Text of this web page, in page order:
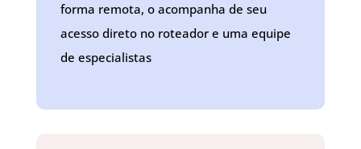
forma remota, o acompanha de seu
acesso direto no roteador e uma equipe
de especialistas